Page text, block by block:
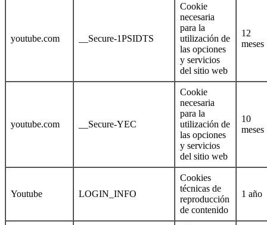
youtube.com __Secure-1PSIDTS
Cookie
necesaria
para la
utilización de
las opciones
y servicios
del sitio web
12
meses
youtube.com __Secure-YEC
Cookie
necesaria
para la
utilización de
las opciones
y servicios
del sitio web
10
meses
Youtube LOGIN_INFO
Cookies
técnicas de
reproducción
de contenido
1 año